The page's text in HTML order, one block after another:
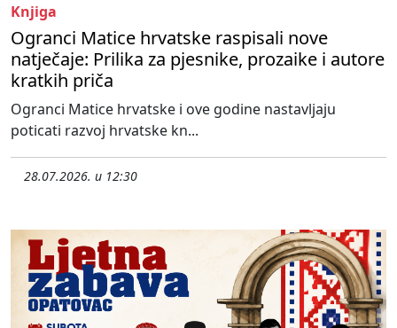
Knjiga
Ogranci Matice hrvatske raspisali nove
natječaje: Prilika za pjesnike, prozaike i autore
kratkih priča
Ogranci Matice hrvatske i ove godine nastavljaju
poticati razvoj hrvatske kn...
28.07.2026. u 12:30